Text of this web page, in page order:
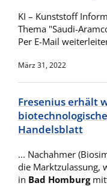
KI – Kunststoff
Thema "Saudi-
Per E-Mail
März 31, 2022
Fresenius erhält
Handelsblatt
... Nachahmer
die Marktzulassung,
in Bad Homburg